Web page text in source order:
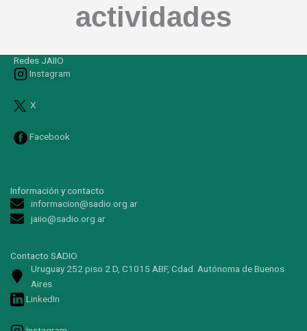
actividades
Redes JAIIO
Instagram
X
Facebook
Información y contacto
informacion@sadio.org.ar
jaiio@sadio.org.ar
Contacto SADIO
Uruguay 252 piso 2 D, C1015 ABF, Cdad. Autónoma de Buenos
Aires
LinkedIn